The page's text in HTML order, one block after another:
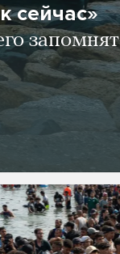
сейчас»
запомнят